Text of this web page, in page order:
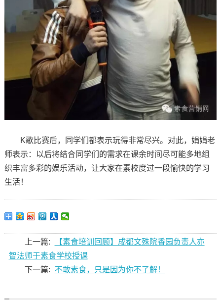
K歌比赛后，同学们都表示玩得非常尽兴。对此，娟娟老
师表示：以后将结合同学们的需求在课余时间尽可能多地组
织丰富多彩的娱乐活动，让大家在素校度过一段愉快的学习
生活！
上一篇:
【素食培训回顾】成都文殊院香园负责人亦
智法师于素食学校授课
下一篇:
不敢素食，只是因为你不了解！